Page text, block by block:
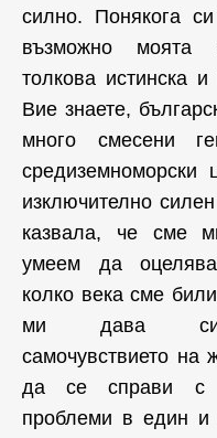
силно. Понякога
възможно
толкова истинска и
Вие знаете,
много смесени
средиземноморски
изключително
казвала, че сме
умеем да
колко века сме
ми дава
самочувствието на
да се справи с
проблеми в един